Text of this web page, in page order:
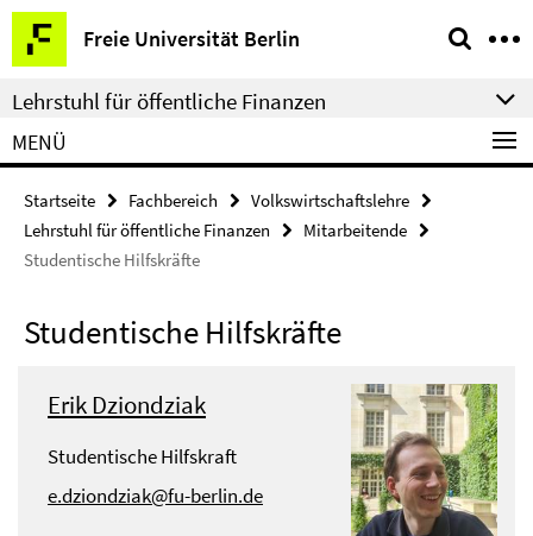
Springe
direkt
zu
Inhalt
Freie Universität Berlin
Service-
Navigation
Lehrstuhl für öffentliche Finanzen
MENÜ
Startseite Fachbereich
Volkswirtschaftslehre
Lehrstuhl für öffentliche Finanzen
Mitarbeitende
Studentische Hilfskräfte
Studentische Hilfskräfte
Erik Dziondziak
Studentische Hilfskraft
e.dziondziak@fu-berlin.de